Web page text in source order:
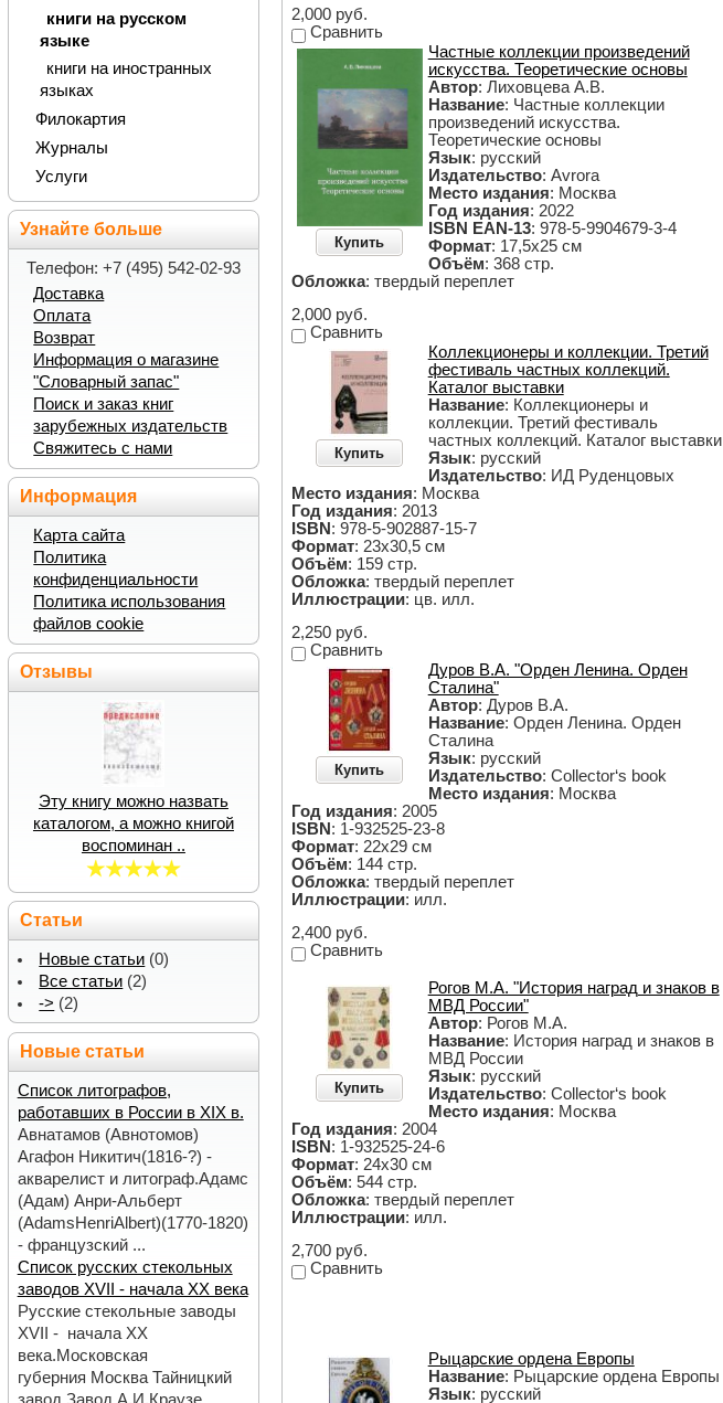
2,000 руб.
Сравнить
Купить
Частные коллекции произведений
искусства. Теоретические основы
Автор: Лиховцева А.В.
Название: Частные коллекции
произведений искусства.
Теоретические основы
Язык: русский
Издательство: Avrora
Место издания: Москва
Год издания: 2022
ISBN EAN-13: 978-5-9904679-3-4
Формат: 17,5х25 см
Объём: 368 стр.
Обложка: твердый переплет
2,000 руб.
Сравнить
Купить
Коллекционеры и коллекции. Третий
фестиваль частных коллекций.
Каталог выставки
Название: Коллекционеры и
коллекции. Третий фестиваль
частных коллекций. Каталог выставки
Язык: русский
Издательство: ИД Руденцовых
Место издания: Москва
Год издания: 2013
ISBN: 978-5-902887-15-7
Формат: 23х30,5 см
Объём: 159 стр.
Обложка: твердый переплет
Иллюстрации: цв. илл.
2,250 руб.
Сравнить
Купить
Дуров В.А. "Орден Ленина. Орден
Сталина"
Автор: Дуров В.А.
Название: Орден Ленина. Орден
Сталина
Язык: русский
Издательство: Collector‘s book
Место издания: Москва
Год издания: 2005
ISBN: 1-932525-23-8
Формат: 22х29 см
Объём: 144 стр.
Обложка: твердый переплет
Иллюстрации: илл.
2,400 руб.
Сравнить
Купить
Рогов М.А. "История наград и знаков в
МВД России"
Автор: Рогов М.А.
Название: История наград и знаков в
МВД России
Язык: русский
Издательство: Collector‘s book
Место издания: Москва
Год издания: 2004
ISBN: 1-932525-24-6
Формат: 24х30 см
Объём: 544 стр.
Обложка: твердый переплет
Иллюстрации: илл.
2,700 руб.
Сравнить
Рыцарские ордена Европы
Название: Рыцарские ордена Европы
Язык: русский
книги на русском
языке
книги на иностранных
языках
Филокартия
Журналы
Услуги
Узнайте больше
Телефон: +7 (495) 542-02-93
Доставка
Оплата
Возврат
Информация о магазине
"Словарный запас"
Поиск и заказ книг
зарубежных издательств
Свяжитесь с нами
Информация
Карта сайта
Политика
конфиденциальности
Политика использования
файлов cookie
Отзывы
Эту книгу можно назвать
каталогом, а можно книгой
воспоминан ..
Статьи
Новые статьи (0)
Все статьи (2)
-> (2)
Новые статьи
Список литографов,
работавших в России в XIX в.
Авнатамов (Авнотомов)
Агафон Никитич(1816-?) -
акварелист и литограф.Адамс
(Адам) Анри-Альберт
(AdamsHenriAlbert)(1770-1820)
- французский ...
Список русских стекольных
заводов XVII - начала ХХ века
Русские стекольные заводы
XVII - начала ХХ
века.Московская
губерния Москва Тайницкий